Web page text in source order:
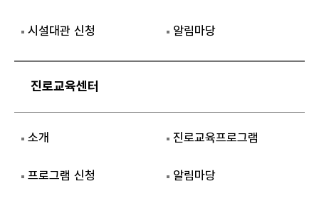
시설대관 신청 알림마당
진로교육센터
소개 진로교육프로그램
프로그램 신청 알림마당